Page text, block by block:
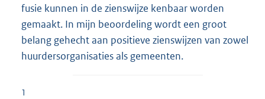
fusie kunnen in de zienswijze kenbaar worden
gemaakt. In mijn beoordeling wordt een groot
belang gehecht aan positieve zienswijzen van zowel
huurdersorganisaties als gemeenten.
1